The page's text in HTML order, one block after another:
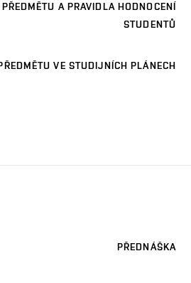
A PRAVIDLA HODNOCENÍ
STUDENTŮ
VE STUDIJNÍCH PLÁNECH
PŘEDNÁŠKA